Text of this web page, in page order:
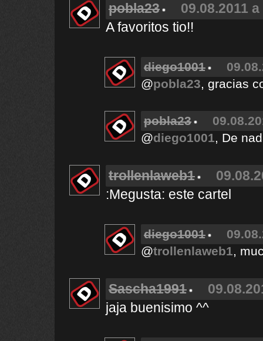
pobla23
09.08.2011
A favoritos tio!!
diego1001
@pobla23, gracias
pobla23
@diego1001, De
trollenlaweb1
:Megusta: este cartel
diego1001
@trollenlaweb1,
Sascha1991
jaja buenisimo ^^